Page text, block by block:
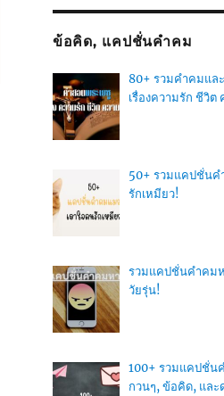
ข้อคิด, แคปชั่นคำคม
80+ รวมคำคมแล
เรื่องความรัก ชีวิต
50+ รวมแคปชั่นค
รักเหมียว!
รวมแคปชั่นคำคมหา
วัยรุ่น!
100+ รวมแคปชั่น
กวนๆ, ข้อคิด, และ